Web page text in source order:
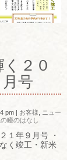
２０
月号
pm お客様, ニュー
瞳のはなし
１年９月号 ・
く竣工・新米